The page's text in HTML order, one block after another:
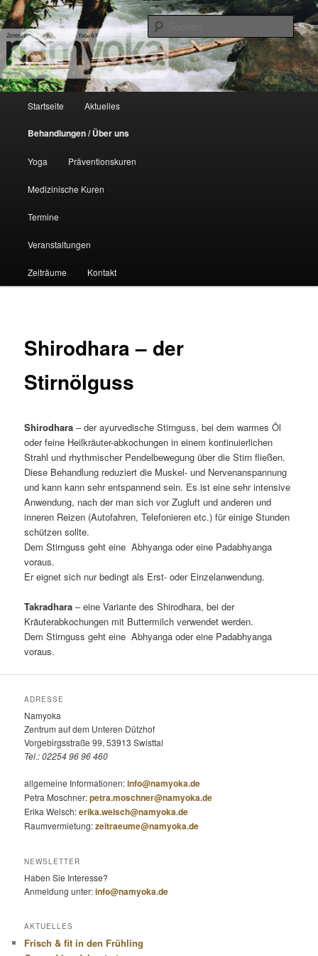
NamYoka
Zentrum auf dem Unteren Dützhof
Zum Inhalt wechseln
Zum sekundären Inhalt wechseln
Startseite Aktuelles
Behandlungen / Über uns
Yoga Präventionskuren
Medizinische Kuren
Termine
Veranstaltungen
Zeiträume Kontakt
Shirodhara – der
Stirnölguss
Shirodhara – der ayurvedische Stirnguss, bei dem warmes Öl
oder feine Heilkräuter-abkochungen in einem kontinuierlichen
Strahl und rhythmischer Pendelbewegung über die Stirn fließen.
Diese Behandlung reduziert die Muskel- und Nervenanspannung
und kann kann sehr entspannend sein. Es ist eine sehr intensive
Anwendung, nach der man sich vor Zugluft und anderen und
inneren Reizen (Autofahren, Telefonieren etc.) für einige Stunden
schützen sollte.
Dem Stirnguss geht eine Abhyanga oder eine Padabhyanga
voraus.
Er eignet sich nur bedingt als Erst- oder Einzelanwendung.
Takradhara – eine Variante des Shirodhara, bei der
Kräuterabkochungen mit Buttermilch verwendet werden.
Dem Stirnguss geht eine Abhyanga oder eine Padabhyanga
voraus.
ADRESSE
Namyoka
Zentrum auf dem Unteren Dützhof
Vorgebirgsstraße 99, 53913 Swisttal
Tel.: 02254 96 96 460
allgemeine Informationen:info@namyoka.de
Petra Moschner:petra.moschner@namyoka.de
Erika Welsch:erika.welsch@namyoka.de
Raumvermietung:zeitraeume@namyoka.de
NEWSLETTER
Haben Sie Interesse?
Anmeldung unter:info@namyoka.de
AKTUELLES
Frisch & fit in den Frühling